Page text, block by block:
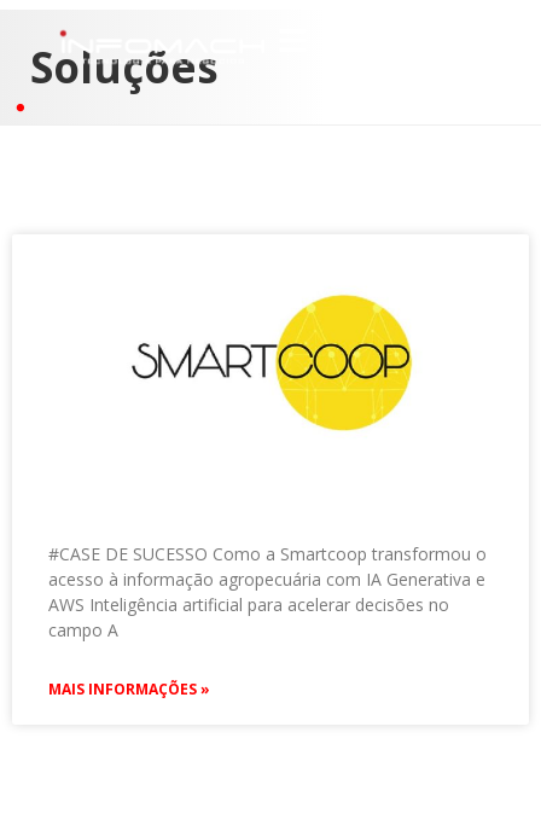
Soluções
#CASE DE SUCESSO Como a Smartcoop transformou o
acesso à informação agropecuária com IA Generativa e
AWS Inteligência artificial para acelerar decisões no
campo A
MAIS INFORMAÇÕES »